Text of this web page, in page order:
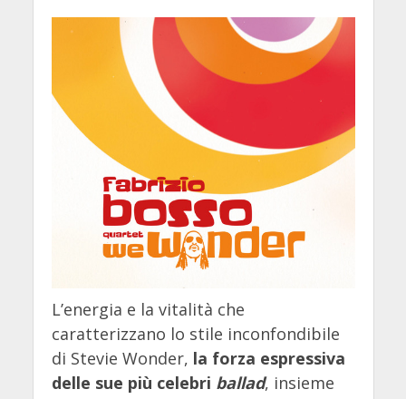
L’energia e la vitalità che
caratterizzano lo stile inconfondibile
di Stevie Wonder, la forza espressiva
delle sue più celebri ballad, insieme